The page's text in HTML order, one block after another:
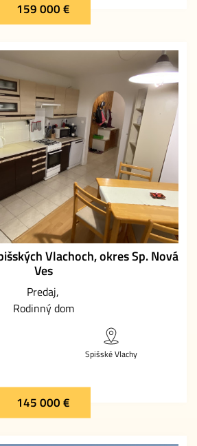
159 000 €
Vlachoch, okres Sp. Nová
Ves
Predaj
Rodinný dom
Spišské Vlachy
145 000 €